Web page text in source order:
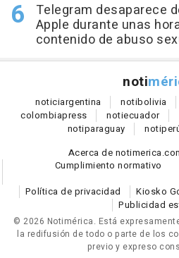
Telegram desaparece
Apple durante unas
contenido de abuso
noti
noticiargentina notibolivia
colombiapress notiecuador
notiparaguay noti
Acerca de
Cumplimiento normativo
Política de privacidad
Kiosko
Publicidad
© 2026 Notimérica. Está
la redifusión de todo o parte de los
previo y expreso